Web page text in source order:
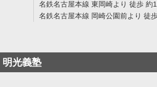
名鉄名古屋本線 東岡崎より 徒歩 約
名鉄名古屋本線 岡崎公園前より 徒
明光義塾